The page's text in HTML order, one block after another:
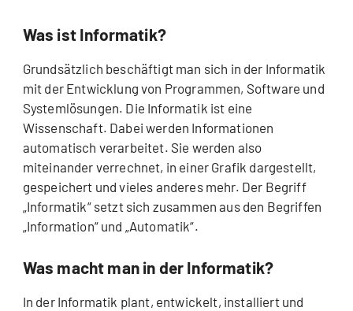
Was ist Informatik?
Grundsätzlich beschäftigt man sich in der Informatik
mit der Entwicklung von Programmen, Software und
Systemlösungen. Die Informatik ist eine
Wissenschaft. Dabei werden Informationen
automatisch verarbeitet. Sie werden also
miteinander verrechnet, in einer Grafik dargestellt,
gespeichert und vieles anderes mehr. Der Begriff
„Informatik“ setzt sich zusammen aus den Begriffen
„Information“ und „Automatik“.
Was macht man in der Informatik?
In der Informatik plant, entwickelt, installiert und